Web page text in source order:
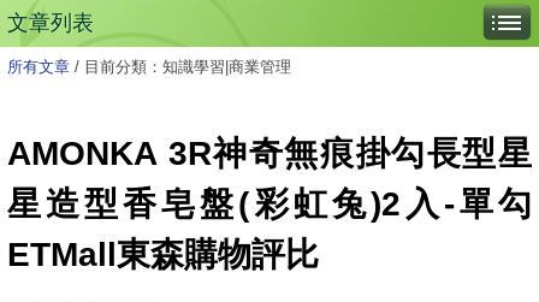
文章列表
所有文章 / 目前分類：知識學習|商業管理
AMONKA 3R神奇無痕掛勾長型星
星造型香皂盤(彩虹兔)2入-單勾
ETMall東森購物評比